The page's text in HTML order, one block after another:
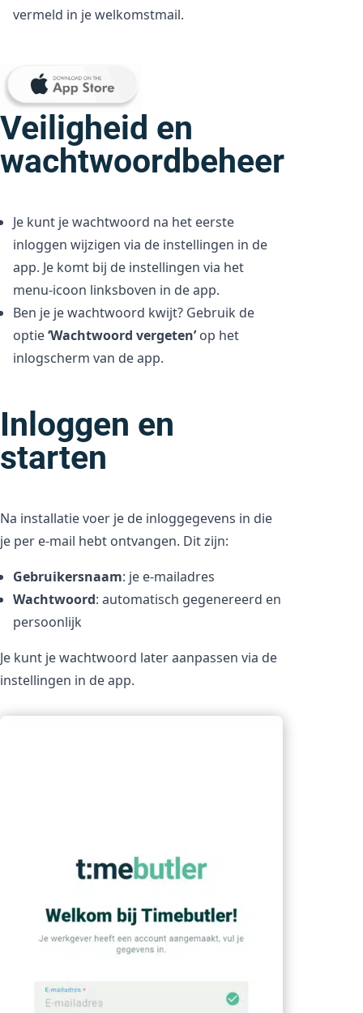
vermeld in je welkomstmail.
Veiligheid en
wachtwoordbeheer
Je kunt je wachtwoord na het eerste
inloggen wijzigen via de instellingen in de
app. Je komt bij de instellingen via het
menu-icoon linksboven in de app.
Ben je je wachtwoord kwijt? Gebruik de
optie‘Wachtwoord vergeten’op het
inlogscherm van de app.
Inloggen en
starten
Na installatie voer je de inloggegevens in die
je per e-mail hebt ontvangen. Dit zijn:
Gebruikersnaam: je e-mailadres
Wachtwoord: automatisch gegenereerd en
persoonlijk
Je kunt je wachtwoord later aanpassen via de
instellingen in de app.